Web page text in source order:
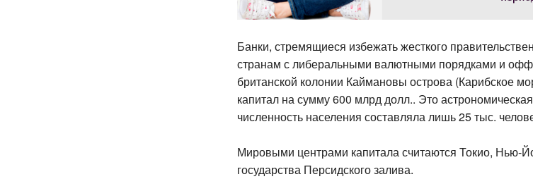
Банки, стремящиеся избежать жесткого
странам с либеральными валютными порядками и
британской колонии Каймановы острова (Карибское
капитал на сумму 600 млрд долл.. Это
численность населения составляла лишь 25 тыс.
Мировыми центрами капитала считаются Токио,
государства Персидского залива.